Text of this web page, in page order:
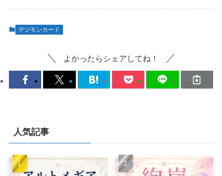
デジモンカード
よかったらシェアしてね！
人気記事